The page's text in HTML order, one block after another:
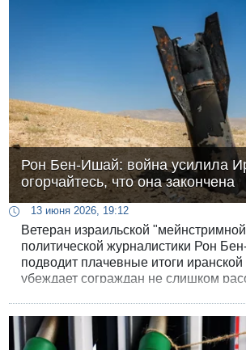
Рон Бен-Ишай: война усилила
огорчайтесь, что она закончена
13 июня 2026, 19:12
Ветеран израильской
политической журналистики Рон
подводит плачевные итоги
убеждает сограждан не слишком